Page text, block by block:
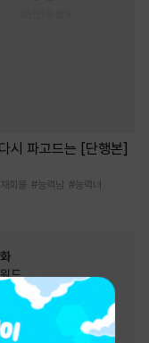
시 파고드는 [단행본]
재회물 #능력남 #능력녀
드
#죽음/살인
#2024 정액제 무협